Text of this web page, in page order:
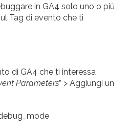
in GA4 solo uno o più
Tag di evento che ti
di GA4 che ti interessa
Parameters” > Aggiungi un